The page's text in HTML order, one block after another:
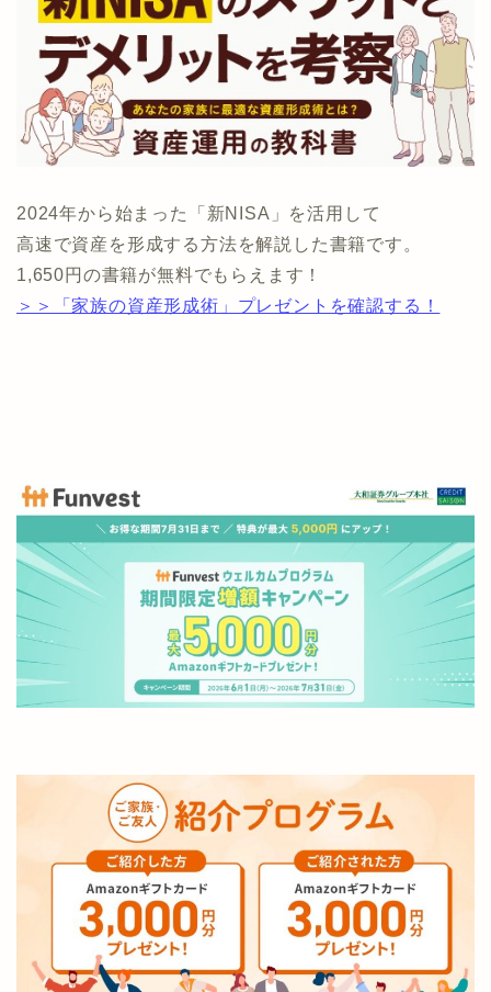
2024年から始まった「新NISA」を活用して
高速で資産を形成する方法を解説した書籍です。
1,650円の書籍が無料でもらえます！
＞＞「家族の資産形成術」プレゼントを確認する！